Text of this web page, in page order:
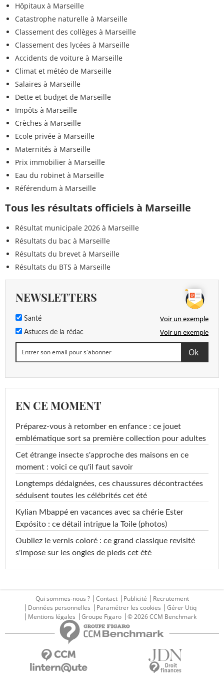
Hôpitaux à Marseille
Catastrophe naturelle à Marseille
Classement des collèges à Marseille
Classement des lycées à Marseille
Accidents de voiture à Marseille
Climat et météo de Marseille
Salaires à Marseille
Dette et budget de Marseille
Impôts à Marseille
Crèches à Marseille
Ecole privée à Marseille
Maternités à Marseille
Prix immobilier à Marseille
Eau du robinet à Marseille
Référendum à Marseille
Tous les résultats officiels à Marseille
Résultat municipale 2026 à Marseille
Résultats du bac à Marseille
Résultats du brevet à Marseille
Résultats du BTS à Marseille
NEWSLETTERS
Santé Voir un exemple
Astuces de la rédac Voir un exemple
EN CE MOMENT
Préparez-vous à retomber en enfance : ce jouet
emblématique sort sa première collection pour adultes
Cet étrange insecte s'approche des maisons en ce
moment : voici ce qu'il faut savoir
Longtemps dédaignées, ces chaussures décontractées
séduisent toutes les célébrités cet été
Kylian Mbappé en vacances avec sa chérie Ester
Expósito : ce détail intrigue la Toile (photos)
Oubliez le vernis coloré : ce grand classique revisité
s'impose sur les ongles de pieds cet été
Qui sommes-nous ? Contact Publicité
Recrutement
Données personnelles
Paramétrer les cookies
Gérer Utiq
Mentions légales
Groupe Figaro © 2026 CCM Benchmark